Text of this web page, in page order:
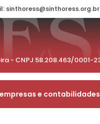
sinthoress@sinthoress.org.br
- CNPJ 58.208.463/0001-
empresas e contabilidades